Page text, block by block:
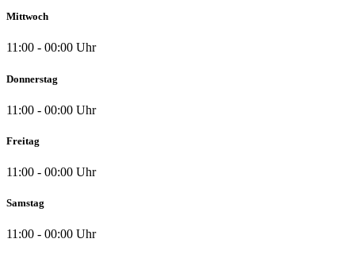
Mittwoch
11:00 - 00:00 Uhr
Donnerstag
11:00 - 00:00 Uhr
Freitag
11:00 - 00:00 Uhr
Samstag
11:00 - 00:00 Uhr